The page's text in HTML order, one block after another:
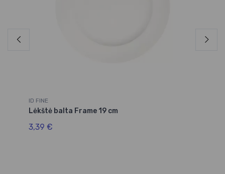
ID FINE
Lėkštė balta Frame 19 cm
3,39 €